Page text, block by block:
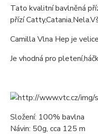
Tato kvalitní bavlněná
přízí
Camilla Vlna Hep je
Je vhodná pro
Složení: 100% bavlna
Návin: 50g, cca 125 m